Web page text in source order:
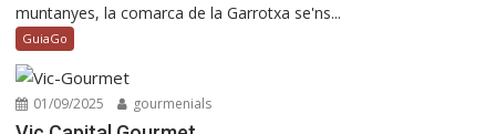
muntanyes, la comarca de la Garrotxa se'ns...
GuiaGo
01/09/2025 gourmenials